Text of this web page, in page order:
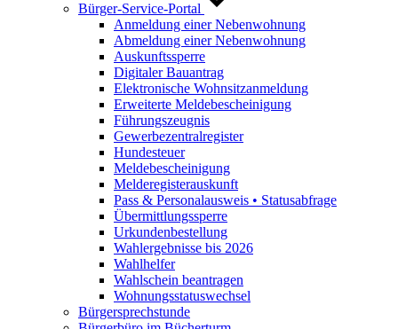
Bürger-Service-Portal
Anmeldung einer Nebenwohnung
Abmeldung einer Nebenwohnung
Auskunftssperre
Digitaler Bauantrag
Elektronische Wohnsitzanmeldung
Erweiterte Meldebescheinigung
Führungszeugnis
Gewerbezentralregister
Hundesteuer
Meldebescheinigung
Melderegisterauskunft
Pass & Personalausweis • Statusabfrage
Übermittlungssperre
Urkundenbestellung
Wahlergebnisse bis 2026
Wahlhelfer
Wahlschein beantragen
Wohnungsstatuswechsel
Bürgersprechstunde